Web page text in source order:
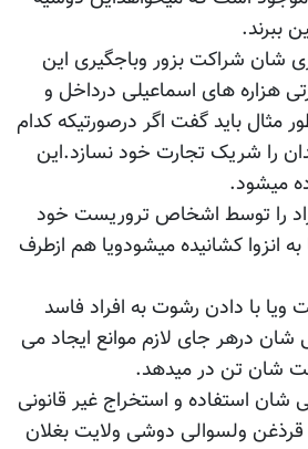
ببرند.
شان شراکت بزور وباجگیری این
هزاره های اسماعیلی درداخل و
مثال باید گفت اگر درصورتیکه کدام
را شریک تجارت خود نسازد.این
میشود.
را توسط اشخاص تروریست خود
انزوا کشانیده میشودویا هم ازطرف
با دادن رشوت به افراد فاسد
شان درهر جای لازم موانع ایجاد می
شان تن در میدهد.
شان استفاده و استخراج غیر قانونی
قرذغن ولسوالی دوشی ولایت بغلان